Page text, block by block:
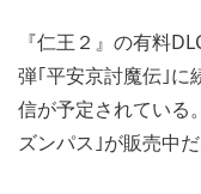
『仁王２』の有料
弾｢平安京討魔伝｣に
信が予定されている
ズンパス｣が販売中だ